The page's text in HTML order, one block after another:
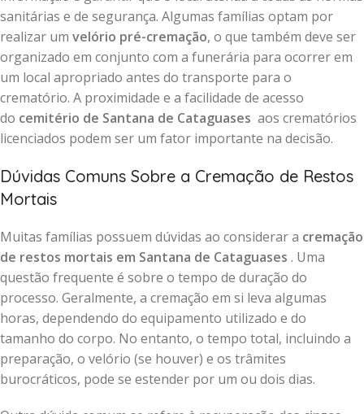
sanitárias e de segurança. Algumas famílias optam por
realizar um velório pré-cremação, o que também deve ser
organizado em conjunto com a funerária para ocorrer em
um local apropriado antes do transporte para o
crematório. A proximidade e a facilidade de acesso
do cemitério de Santana de Cataguases aos crematórios
licenciados podem ser um fator importante na decisão.
Dúvidas Comuns Sobre a Cremação de Restos
Mortais
Muitas famílias possuem dúvidas ao considerar a cremação
de restos mortais em Santana de Cataguases . Uma
questão frequente é sobre o tempo de duração do
processo. Geralmente, a cremação em si leva algumas
horas, dependendo do equipamento utilizado e do
tamanho do corpo. No entanto, o tempo total, incluindo a
preparação, o velório (se houver) e os trâmites
burocráticos, pode se estender por um ou dois dias.